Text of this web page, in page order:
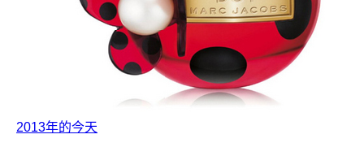
2013年的今天